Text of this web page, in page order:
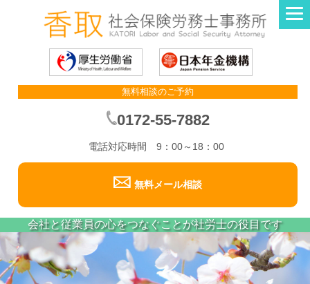
無料相談のご予約
0172-55-7882
電話対応時間 9：00～18：00
無料メール相談
会社と従業員の心をつなぐことが社労士の役目です